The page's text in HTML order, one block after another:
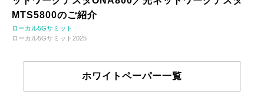
MTS5800のご紹介
ローカル5Gサミット
ローカル5Gサミット2025
ホワイトペーパー一覧